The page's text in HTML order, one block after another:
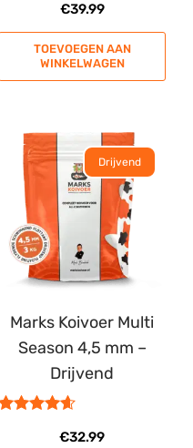
€39.99
TOEVOEGEN AAN
WINKELWAGEN
Drijvend
Marks Koivoer Multi
Season 4,5 mm –
Drijvend
€32.99